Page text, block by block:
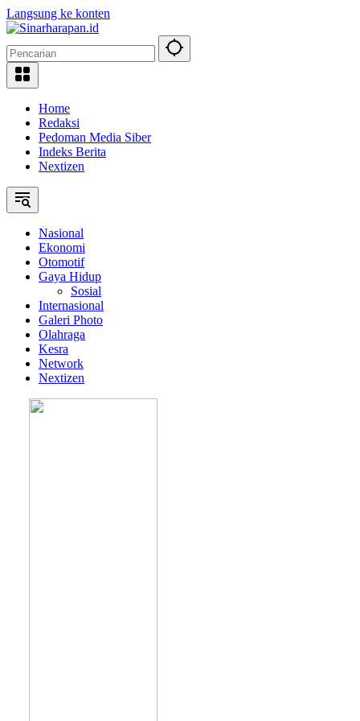
Langsung ke konten
Home
Redaksi
Pedoman Media Siber
Indeks Berita
Nextizen
Nasional
Ekonomi
Otomotif
Gaya Hidup
Sosial
Internasional
Galeri Photo
Olahraga
Kesra
Network
Nextizen